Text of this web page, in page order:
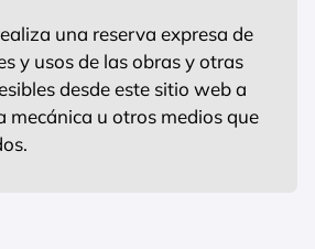
una reserva expresa de
y usos de las obras y otras
desde este sitio web a
mecánica u otros medios que